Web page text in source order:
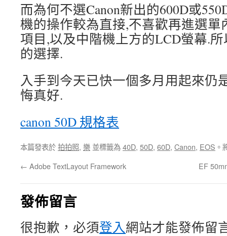
而為何不選Canon新出的600D或
機的操作較為直接,不喜歡再進選
項目,以及中階機上方的LCD螢幕.
的選擇.
入手到今天已快一個多月用起來仍
悔真好.
canon 50D 規格表
本篇發表於拍拍照, 樂 並標籤為40D, 50D, 60D, Canon, EOS 。
← Adobe TextLayout Framework EF
發佈留言
很抱歉，必須登入網站才能發佈留